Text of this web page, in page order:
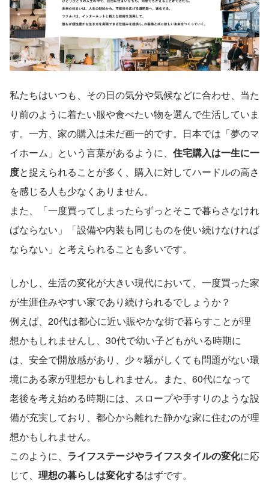
私たちはいつも、その日の気分や気候などに合わせ、当た
り前のように着たい服や食べたい物を選んで生活していま
す。一方、家の購入は未だ画一的です。日本では「夢のマ
イホーム」という言葉があるように、 住宅購入は一生に一
度と捉えられることが多く、購入に対してハードルの高さ
を感じる人も少なくありません。
また、「一度買ってしまったらずっとそこで暮らさなけれ
ばならない」「設備や内装も同じものを使い続けなければ
ならない」と考えられることも多いです。
しかし、生活の変化が大きい現代において、一度買った家
が生涯住みやすい家であり続けられるでしょうか？
例えば、20代は都心に近い賑やかな街で暮らすことが理
想かもしれませんし、30代で幼い子どもがいる時期に
は、安全で開放感があり、少々騒がしくても問題がない環
境にある家が理想かもしれません。また、60代になって
老後を考え始める時期には、スロープや手すりのような設
備が充実しており、都心から離れた静かな家に住むのが理
想かもしれません。
このように、 ライフステージやライフスタイルの変化に応
じて、 理想の暮らしは変化するはずです。